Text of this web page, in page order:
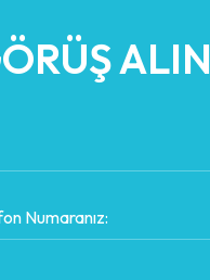
ALIN